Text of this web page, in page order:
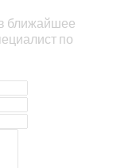
ближайшее
по